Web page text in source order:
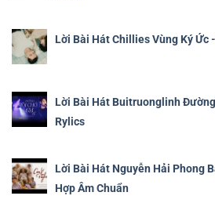
Lời Bài Hát Chillies Vùng Ký Ức
Lời Bài Hát Buitruonglinh Đường
Rylics
Lời Bài Hát Nguyễn Hải Phong
Hợp Âm Chuẩn